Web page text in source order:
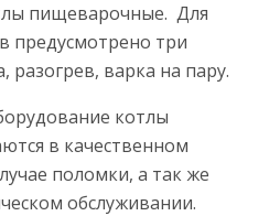
пищеварочные. Для
предусмотрено три
варка на пару.
котлы
в качественном
поломки, а так же
обслуживании.